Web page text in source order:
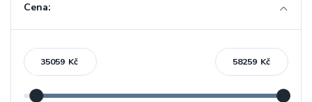
Cena:
Kč Kč